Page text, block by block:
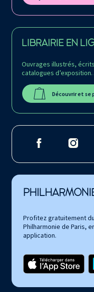
LIBRAIRIE EN
Ouvrages illustrés,
catalogues
Découvrir et se
Profitez gratuitement
Philharmonie de Paris,
application.